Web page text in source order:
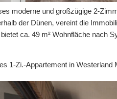
moderne und großzügige 2-
der Dünen, vereint die
bietet ca. 49 m² Wohnfläche nach
1-Zi.-Appartement in